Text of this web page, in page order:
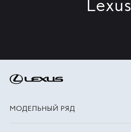
МОДЕЛЬНЫЙ РЯД